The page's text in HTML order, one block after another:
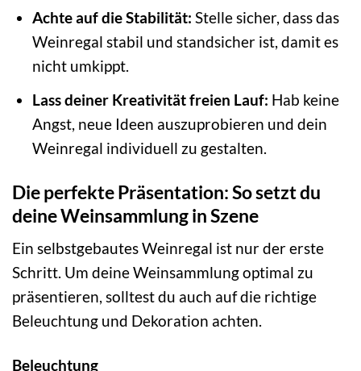
Achte auf die Stabilität: Stelle sicher, dass das
Weinregal stabil und standsicher ist, damit es
nicht umkippt.
Lass deiner Kreativität freien Lauf: Hab keine
Angst, neue Ideen auszuprobieren und dein
Weinregal individuell zu gestalten.
Die perfekte Präsentation: So setzt du
deine Weinsammlung in Szene
Ein selbstgebautes Weinregal ist nur der erste
Schritt. Um deine Weinsammlung optimal zu
präsentieren, solltest du auch auf die richtige
Beleuchtung und Dekoration achten.
Beleuchtung